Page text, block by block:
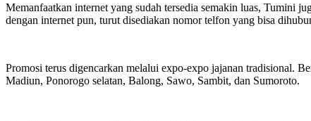
Memanfaatkan internet yang sudah tersedia semakin luas, Tumini
dengan internet pun, turut disediakan nomor telfon yang bisa
Promosi terus digencarkan melalui expo-expo jajanan tradisional.
Madiun, Ponorogo selatan, Balong, Sawo, Sambit, dan Sumoroto.